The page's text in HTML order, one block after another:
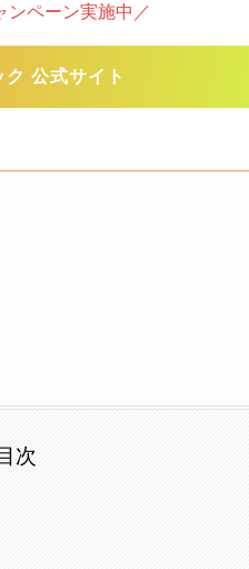
ンペーン実施中／
公式サイト
次